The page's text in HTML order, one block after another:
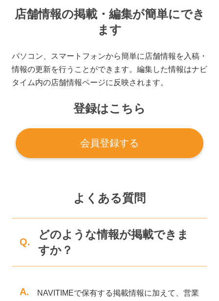
店舗情報の掲載・編集が簡単にでき
ます
パソコン、スマートフォンから簡単に店舗情報を入稿・
情報の更新を行うことができます。編集した情報はナビ
タイム内の店舗情報ページに反映されます。
登録はこちら
会員登録する
よくある質問
Q.
どのような情報が掲載できま
すか？
A.
NAVITIMEで保有する掲載情報に加えて、営業